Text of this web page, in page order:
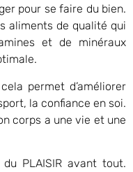
pour se faire du bien.
aliments de qualité qui
et de minéraux
permet d’améliorer
la confiance en soi.
corps a une vie et une
PLAISIR avant tout.